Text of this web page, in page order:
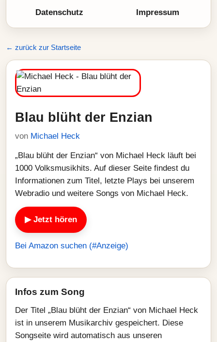
Datenschutz Impressum
← zurück zur Startseite
Blau blüht der Enzian
von Michael Heck
„Blau blüht der Enzian“ von Michael Heck läuft bei
1000 Volksmusikhits. Auf dieser Seite findest du
Informationen zum Titel, letzte Plays bei unserem
Webradio und weitere Songs von Michael Heck.
▶ Jetzt hören
Bei Amazon suchen (#Anzeige)
Infos zum Song
Der Titel „Blau blüht der Enzian“ von Michael Heck
ist in unserem Musikarchiv gespeichert. Diese
Songseite wird automatisch aus unseren